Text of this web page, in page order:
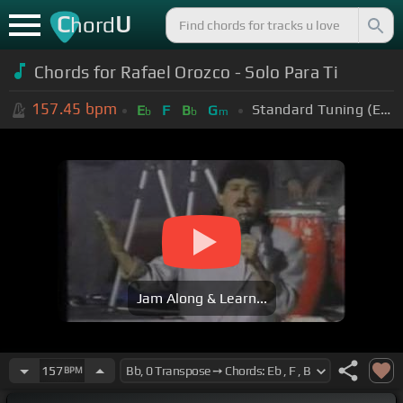
ChordU
Chords for Rafael Orozco - Solo Para Ti
157.45 bpm Eb F Bb Gm Standard Tuning (EADGBE)
Jam Along & Learn...
157BPM